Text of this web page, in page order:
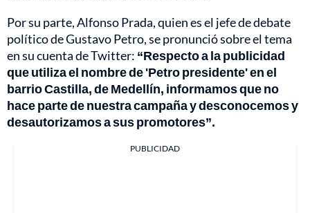
Por su parte, Alfonso Prada, quien es el jefe de debate
político de Gustavo Petro, se pronunció sobre el tema
en su cuenta de Twitter: “Respecto a la publicidad
que utiliza el nombre de 'Petro presidente' en el
barrio Castilla, de Medellín, informamos que no
hace parte de nuestra campaña y desconocemos y
desautorizamos a sus promotores”.
PUBLICIDAD